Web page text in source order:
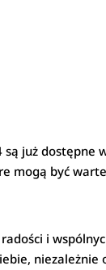
już dostępne
mogą być
i